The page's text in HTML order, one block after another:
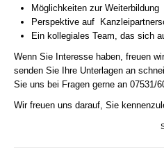
Möglichkeiten zur Weiterbildung
Perspektive auf
Ein kollegiales Team, das sich
Wenn Sie Interesse haben, freuen
senden Sie Ihre Unterlagen an
Sie uns bei Fragen gerne an 07531/
Wir freuen uns darauf, Sie